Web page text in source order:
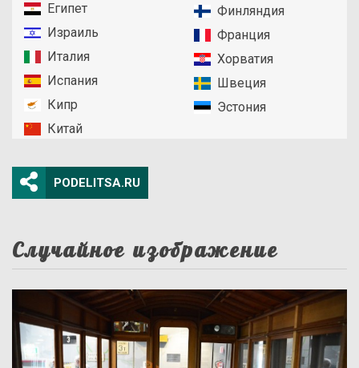
Египет
Израиль
Италия
Испания
Кипр
Китай
Финляндия
Франция
Хорватия
Швеция
Эстония
PODELITSA.RU
Случайное изображение